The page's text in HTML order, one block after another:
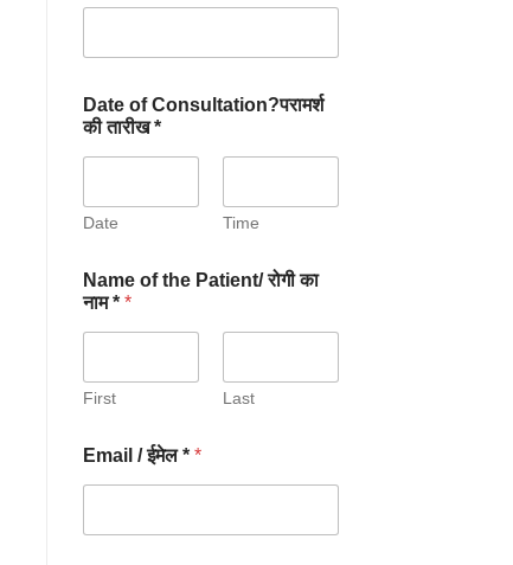
Date of Consultation?परामर्श
की तारीख *
Date Time
Name of the Patient/ रोगी का
नाम * *
First Last
Email / ईमेल * *